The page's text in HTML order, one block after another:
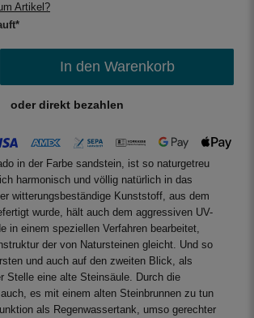
Artikel?
In den Warenkorb
oder direkt bezahlen
in der Farbe sandstein, ist so naturgetreu
harmonisch und völlig natürlich in das
witterungsbeständige Kunststoff, aus dem
wurde, hält auch dem aggressiven UV-
in einem speziellen Verfahren bearbeitet,
der von Natursteinen gleicht. Und so
und auch auf den zweiten Blick, als
Stelle eine alte Steinsäule. Durch die
es mit einem alten Steinbrunnen zu tun
als Regenwassertank, umso gerechter